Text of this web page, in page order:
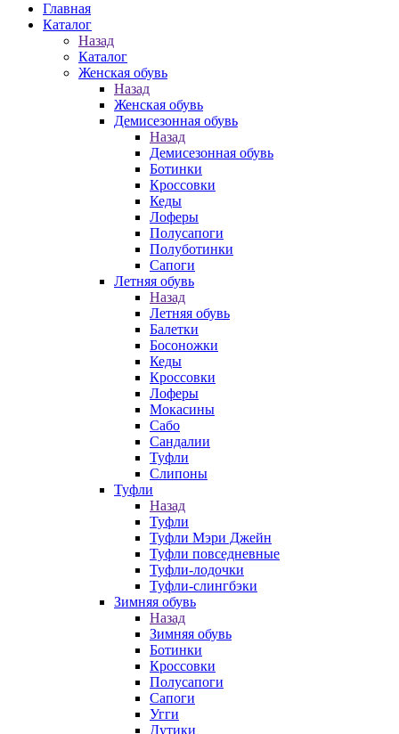
Главная
Каталог
Назад
Каталог
Женская обувь
Назад
Женская обувь
Демисезонная обувь
Назад
Демисезонная обувь
Ботинки
Кроссовки
Кеды
Лоферы
Полусапоги
Полуботинки
Сапоги
Летняя обувь
Назад
Летняя обувь
Балетки
Босоножки
Кеды
Кроссовки
Лоферы
Мокасины
Сабо
Сандалии
Туфли
Слипоны
Туфли
Назад
Туфли
Туфли Мэри Джейн
Туфли повседневные
Туфли-лодочки
Туфли-слингбэки
Зимняя обувь
Назад
Зимняя обувь
Ботинки
Кроссовки
Полусапоги
Сапоги
Угги
Дутики